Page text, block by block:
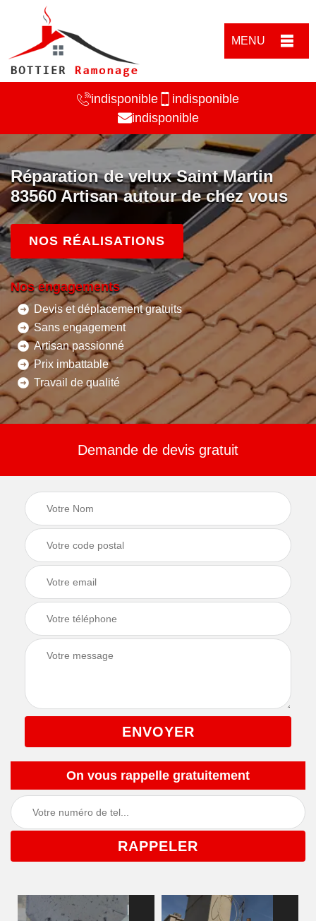
MENU
indisponible
indisponible
indisponible
Réparation de velux Saint Martin
83560 Artisan autour de chez vous
NOS RÉALISATIONS
Nos engagements
Devis et déplacement gratuits
Sans engagement
Artisan passionné
Prix imbattable
Travail de qualité
Demande de devis gratuit
On vous rappelle gratuitement